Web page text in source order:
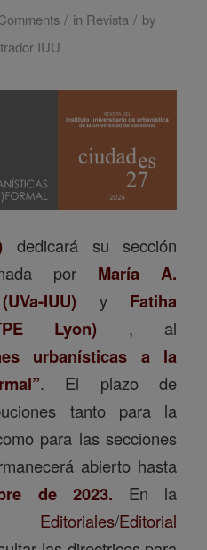
/ in Revista / by
IUU
dedicará su sección
por María A.
IUU) y Fatiha
Lyon) , al
urbanísticas a la
. El plazo de
tanto para la
para las secciones
abierto hasta
de 2023. En la
Editoriales/Editorial